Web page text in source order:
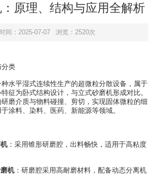
原理、结构与应用全解析
间：2025-07-07 浏览：2520次
类
平湿式连续性生产的超微粒分散设备，属于
征为卧式结构设计，与立式砂磨机形成对比。
磨介质与物料碰撞、剪切，实现固体微粒的细
涂料、染料、医药、新能源等领域。
：采用锥形研磨腔，出料畅快，适用于高粘度
机：研磨腔采用高耐磨材料，配备动态分离机